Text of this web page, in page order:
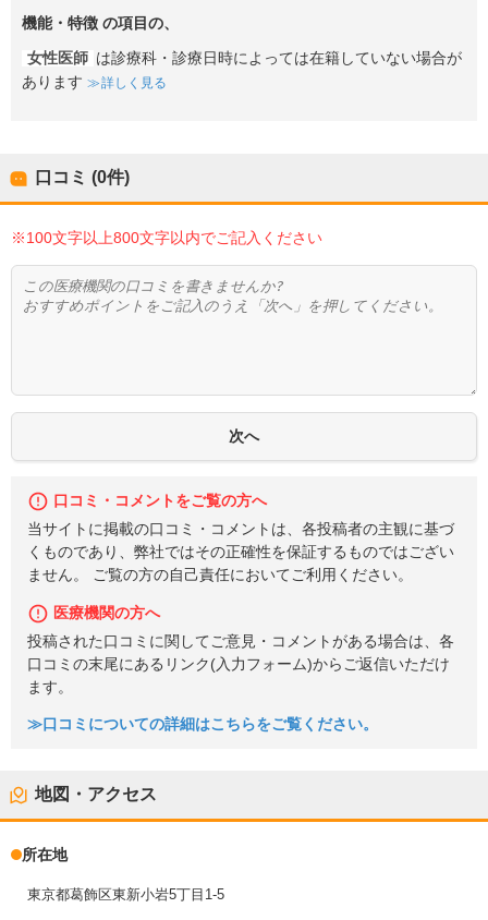
機能・特徴 の項目の、
女性医師 は診療科・診療日時によっては在籍していない場合が
あります
詳しく見る
口コミ (0件)
※100文字以上800文字以内でご記入ください
口コミ・コメントをご覧の方へ
当サイトに掲載の口コミ・コメントは、各投稿者の主観に基づ
くものであり、弊社ではその正確性を保証するものではござい
ません。 ご覧の方の自己責任においてご利用ください。
医療機関の方へ
投稿された口コミに関してご意見・コメントがある場合は、各
口コミの末尾にあるリンク(入力フォーム)からご返信いただけ
ます。
≫口コミについての詳細はこちらをご覧ください。
地図・アクセス
所在地
東京都葛飾区東新小岩5丁目1-5